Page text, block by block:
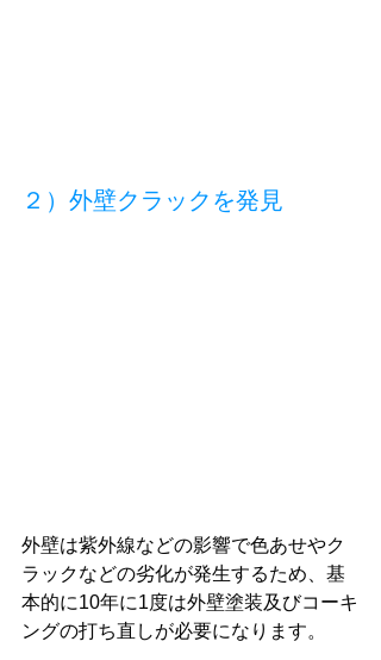
２）外壁クラックを発見
外壁は紫外線などの影響で色あせやク
ラックなどの劣化が発生するため、基
本的に10年に1度は外壁塗装及びコーキ
ングの打ち直しが必要になります。